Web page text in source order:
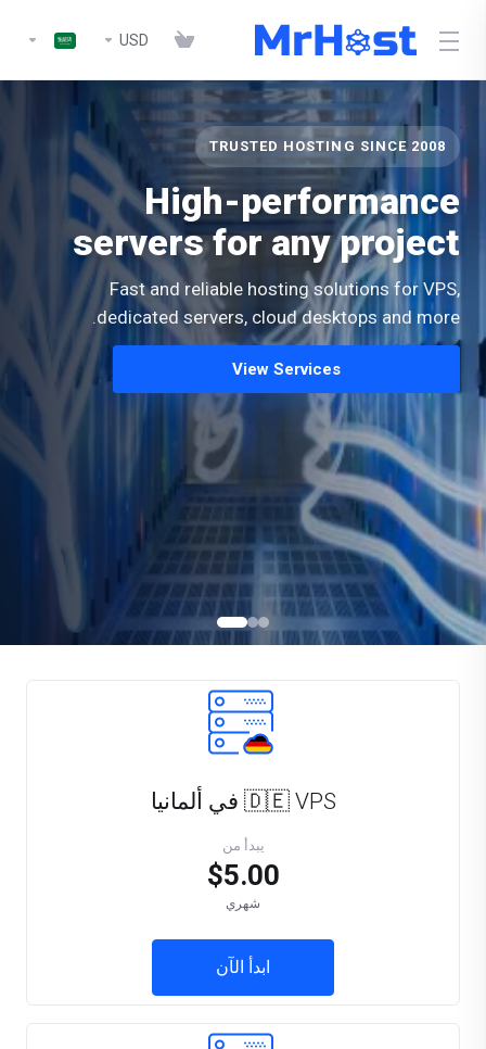
USD
TRUSTED HOSTING SINCE 2008
High-performance
servers for any project
Fast and reliable hosting solutions for VPS,
dedicated servers, cloud desktops and more.
View Services
🇩🇪 VPS في ألمانيا
يبدأ من
$5.00
شهري
ابدأ الآن